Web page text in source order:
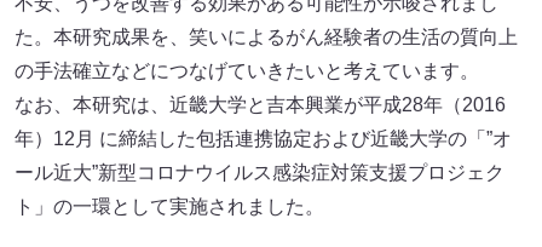
た。本研究成果を、笑いによるがん経験者の生活の質向上
の手法確立などにつなげていきたいと考えています。
なお、本研究は、近畿大学と吉本興業が平成28年（2016
年）12月 に締結した包括連携協定および近畿大学の「”オ
ール近大”新型コロナウイルス感染症対策支援プロジェク
ト」の一環として実施されました。